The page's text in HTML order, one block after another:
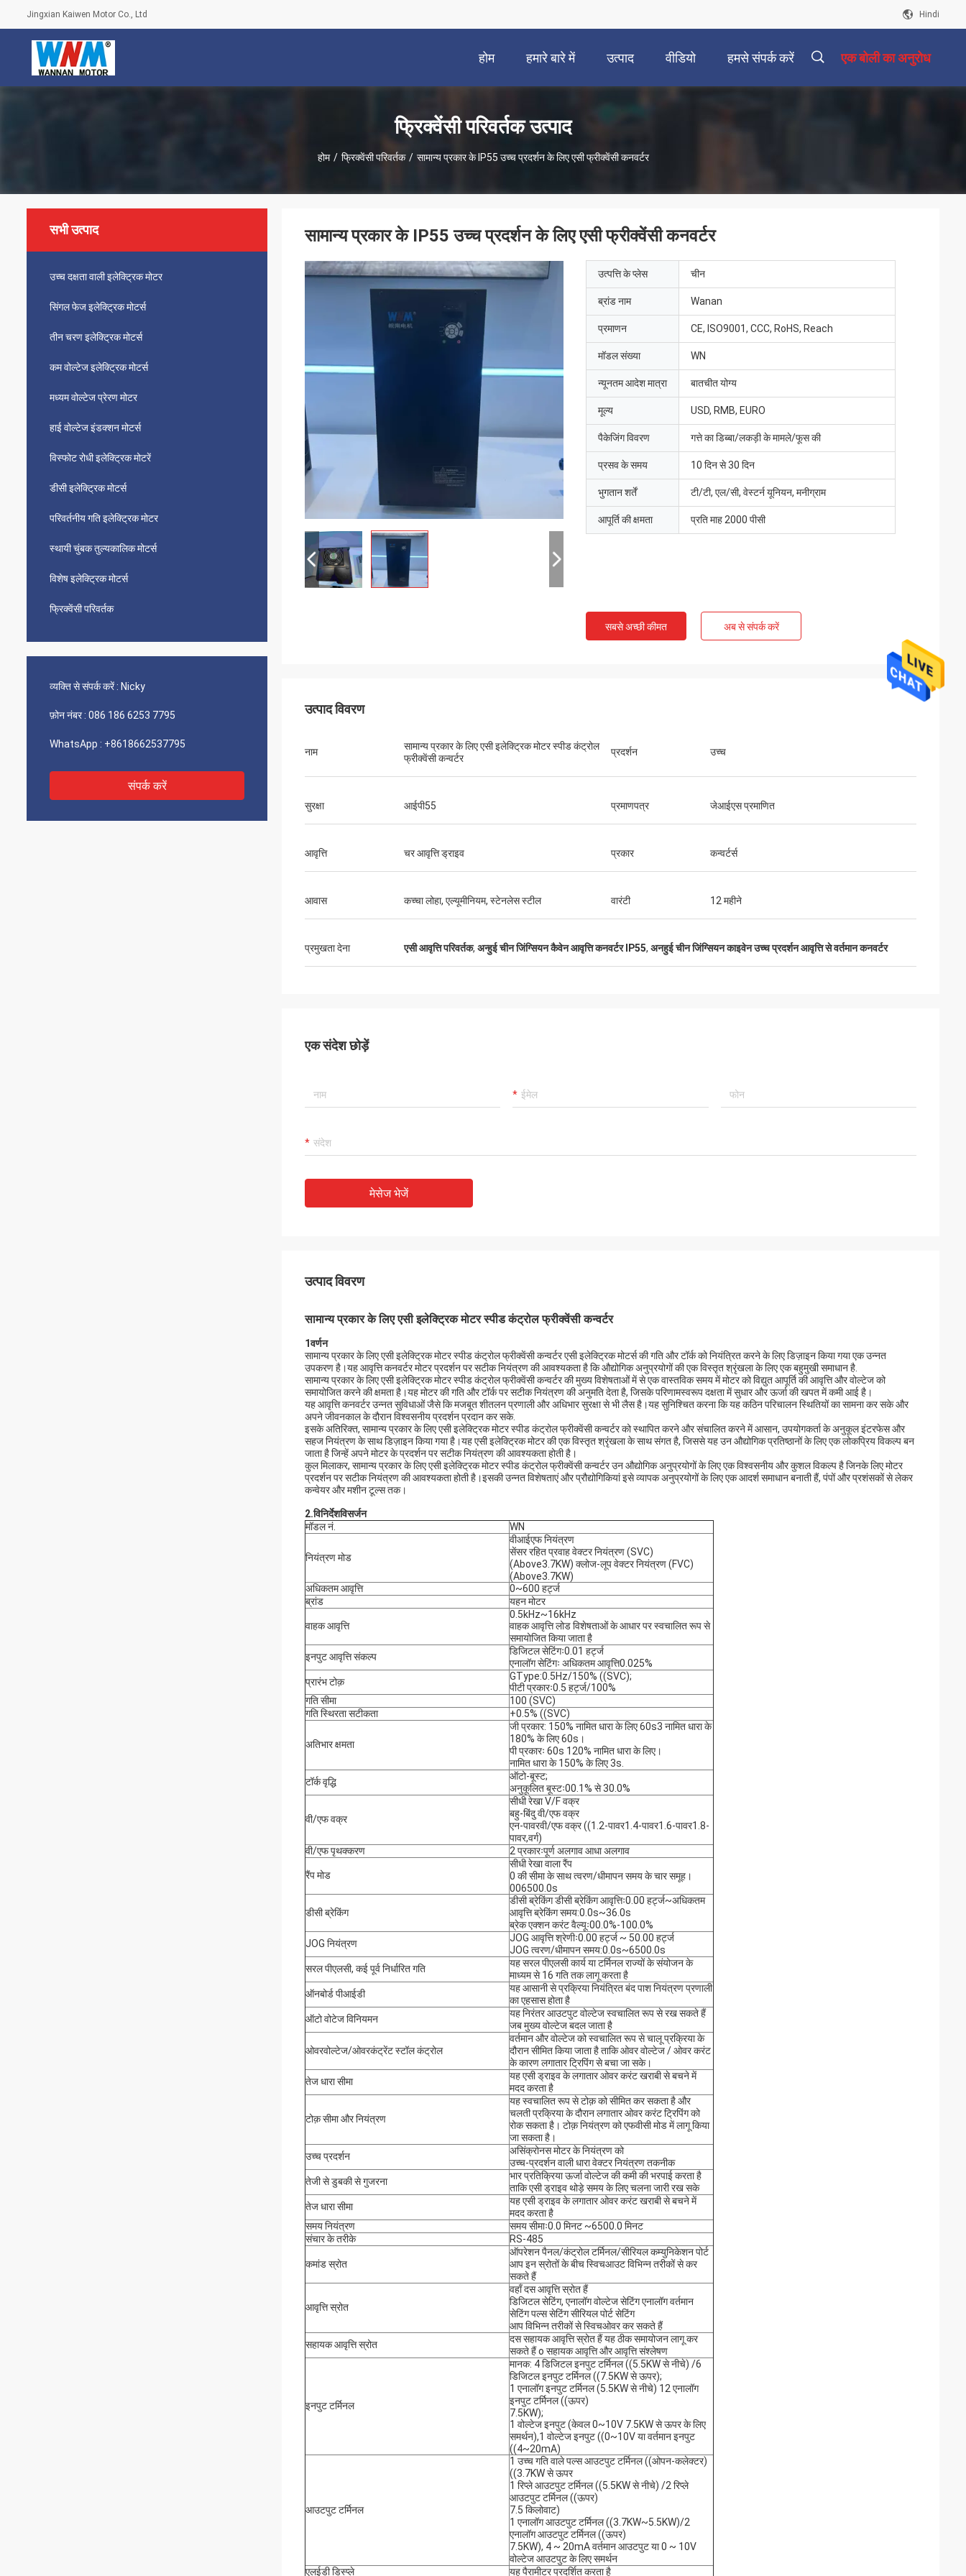
Jingxian Kaiwen Motor Co., Ltd Hindi
होम हमारे बारे में उत्पाद वीडियो हमसे संपर्क करें एक बोली का अनुरोध
फ्रिक्वेंसी परिवर्तक उत्पाद
होम / फ्रिक्वेंसी परिवर्तक / सामान्य प्रकार के IP55 उच्च प्रदर्शन के लिए एसी फ्रीक्वेंसी कनवर्टर
सभी उत्पाद
उच्च दक्षता वाली इलेक्ट्रिक मोटर
सिंगल फेज इलेक्ट्रिक मोटर्स
तीन चरण इलेक्ट्रिक मोटर्स
कम वोल्टेज इलेक्ट्रिक मोटर्स
मध्यम वोल्टेज प्रेरण मोटर
हाई वोल्टेज इंडक्शन मोटर्स
विस्फोट रोधी इलेक्ट्रिक मोटरें
डीसी इलेक्ट्रिक मोटर्स
परिवर्तनीय गति इलेक्ट्रिक मोटर
स्थायी चुंबक तुल्यकालिक मोटर्स
विशेष इलेक्ट्रिक मोटर्स
फ्रिक्वेंसी परिवर्तक
व्यक्ति से संपर्क करें : Nicky
फ़ोन नंबर : 086 186 6253 7795
WhatsApp : +8618662537795
संपर्क करें
सामान्य प्रकार के IP55 उच्च प्रदर्शन के लिए एसी फ्रीक्वेंसी कनवर्टर
उत्पत्ति के प्लेस चीन
ब्रांड नाम Wanan
प्रमाणन CE, ISO9001, CCC, RoHS, Reach
मॉडल संख्या WN
न्यूनतम आदेश मात्रा बातचीत योग्य
मूल्य USD, RMB, EURO
पैकेजिंग विवरण गत्ते का डिब्बा/लकड़ी के मामले/फूस की
प्रसव के समय 10 दिन से 30 दिन
भुगतान शर्तें टी/टी, एल/सी, वेस्टर्न यूनियन, मनीग्राम
आपूर्ति की क्षमता प्रति माह 2000 पीसी
सबसे अच्छी कीमत अब से संपर्क करें
उत्पाद विवरण
नाम
सामान्य प्रकार के लिए एसी इलेक्ट्रिक मोटर स्पीड कंट्रोल
फ्रीक्वेंसी कन्वर्टर
प्रदर्शन उच्च
सुरक्षा आईपी55 प्रमाणपत्र जेआईएस प्रमाणित
आवृत्ति चर आवृत्ति ड्राइव प्रकार कन्वर्टर्स
आवास कच्चा लोहा, एल्यूमीनियम, स्टेनलेस स्टील वारंटी 12 महीने
प्रमुखता देना एसी आवृत्ति परिवर्तक, अन्हुई चीन जिंग्सियन कैवेन आवृत्ति कनवर्टर IP55, अनहुई चीन जिंग्सियन काइवेन उच्च प्रदर्शन आवृत्ति से वर्तमान कनवर्टर
एक संदेश छोड़ें
मेसेज भेजें
उत्पाद विवरण
सामान्य प्रकार के लिए एसी इलेक्ट्रिक मोटर स्पीड कंट्रोल फ्रीक्वेंसी कन्वर्टर
1वर्णन
सामान्य प्रकार के लिए एसी इलेक्ट्रिक मोटर स्पीड कंट्रोल फ्रीक्वेंसी कन्वर्टर एसी इलेक्ट्रिक मोटर्स की गति और टॉर्क को नियंत्रित करने के लिए डिज़ाइन किया गया एक उन्नत
उपकरण है।यह आवृत्ति कनवर्टर मोटर प्रदर्शन पर सटीक नियंत्रण की आवश्यकता है कि औद्योगिक अनुप्रयोगों की एक विस्तृत श्रृंखला के लिए एक बहुमुखी समाधान है.
सामान्य प्रकार के लिए एसी इलेक्ट्रिक मोटर स्पीड कंट्रोल फ्रीक्वेंसी कन्वर्टर की मुख्य विशेषताओं में से एक वास्तविक समय में मोटर को विद्युत आपूर्ति की आवृत्ति और वोल्टेज को
समायोजित करने की क्षमता है।यह मोटर की गति और टॉर्क पर सटीक नियंत्रण की अनुमति देता है, जिसके परिणामस्वरूप दक्षता में सुधार और ऊर्जा की खपत में कमी आई है।
यह आवृत्ति कनवर्टर उन्नत सुविधाओं जैसे कि मजबूत शीतलन प्रणाली और अधिभार सुरक्षा से भी लैस है।यह सुनिश्चित करना कि यह कठिन परिचालन स्थितियों का सामना कर सके और
अपने जीवनकाल के दौरान विश्वसनीय प्रदर्शन प्रदान कर सके.
इसके अतिरिक्त, सामान्य प्रकार के लिए एसी इलेक्ट्रिक मोटर स्पीड कंट्रोल फ्रीक्वेंसी कन्वर्टर को स्थापित करने और संचालित करने में आसान, उपयोगकर्ता के अनुकूल इंटरफेस और
सहज नियंत्रण के साथ डिज़ाइन किया गया है।यह एसी इलेक्ट्रिक मोटर की एक विस्तृत श्रृंखला के साथ संगत है, जिससे यह उन औद्योगिक प्रतिष्ठानों के लिए एक लोकप्रिय विकल्प बन
जाता है जिन्हें अपने मोटर के प्रदर्शन पर सटीक नियंत्रण की आवश्यकता होती है।
कुल मिलाकर, सामान्य प्रकार के लिए एसी इलेक्ट्रिक मोटर स्पीड कंट्रोल फ्रीक्वेंसी कन्वर्टर उन औद्योगिक अनुप्रयोगों के लिए एक विश्वसनीय और कुशल विकल्प है जिनके लिए मोटर
प्रदर्शन पर सटीक नियंत्रण की आवश्यकता होती है।इसकी उन्नत विशेषताएं और प्रौद्योगिकियां इसे व्यापक अनुप्रयोगों के लिए एक आदर्श समाधान बनाती हैं, पंपों और प्रशंसकों से लेकर
कन्वेयर और मशीन टूल्स तक।
2.विनिर्देशविसर्जन
मॉडल नं.
WN
नियंत्रण मोड
वीआईएफ नियंत्रण
सेंसर रहित प्रवाह वेक्टर नियंत्रण (SVC)
(Above3.7KW) क्लोज-लूप वेक्टर नियंत्रण (FVC)
(Above3.7KW)
अधिकतम आवृत्ति
0~600 हर्ट्ज
ब्रांड
यहन मोटर
वाहक आवृत्ति
0.5kHz~16kHz
वाहक आवृत्ति लोड विशेषताओं के आधार पर स्वचालित रूप से
समायोजित किया जाता है
इनपुट आवृत्ति संकल्प
डिजिटल सेटिंगः0.01 हर्ट्ज
एनालॉग सेटिंगः अधिकतम आवृत्ति0.025%
प्रारंभ टोक़
GType:0.5Hz/150% ((SVC);
पीटी प्रकारः0.5 हर्ट्ज/100%
गति सीमा
100 (SVC)
गति स्थिरता सटीकता
+0.5% ((SVC)
अतिभार क्षमता
जी प्रकार: 150% नामित धारा के लिए 60s3 नामित धारा के
180% के लिए 60s।
पी प्रकारः 60s 120% नामित धारा के लिए।
नामित धारा के 150% के लिए 3s.
टॉर्क वृद्धि
ऑटो-बूस्ट;
अनुकूलित बूस्टः00.1% से 30.0%
वी/एफ वक्र
सीधी रेखा V/F वक्र
बहु-बिंदु वी/एफ वक्र
एन-पावरवी/एफ वक्र ((1.2-पावर1.4-पावर1.6-पावर1.8-
पावर,वर्ग)
वी/एफ पृथक्करण
2 प्रकारःपूर्ण अलगाव आधा अलगाव
रैंप मोड
सीधी रेखा वाला रैंप
0 की सीमा के साथ त्वरण/धीमापन समय के चार समूह।
006500.0s
डीसी ब्रेकिंग
डीसी ब्रेकिंग डीसी ब्रेकिंग आवृत्तिः0.00 हर्ट्ज~अधिकतम
आवृत्ति ब्रेकिंग समय:0.0s~36.0s
ब्रेक एक्शन करंट वैल्यूः00.0%-100.0%
JOG नियंत्रण
JOG आवृत्ति श्रेणीः0.00 हर्ट्ज ~ 50.00 हर्ट्ज
JOG त्वरण/धीमापन समय:0.0s~6500.0s
सरल पीएलसी, कई पूर्व निर्धारित गति
यह सरल पीएलसी कार्य या टर्मिनल राज्यों के संयोजन के
माध्यम से 16 गति तक लागू करता है
ऑनबोर्ड पीआईडी
यह आसानी से प्रक्रिया नियंत्रित बंद पाश नियंत्रण प्रणाली
का एहसास होता है
ऑटो वोटेज विनियमन
यह निरंतर आउटपुट वोल्टेज स्वचालित रूप से रख सकते हैं
जब मुख्य वोल्टेज बदल जाता है
ओवरवोल्टेज/ओवरकंट्रेंट स्टॉल कंट्रोल
वर्तमान और वोल्टेज को स्वचालित रूप से चालू प्रक्रिया के
दौरान सीमित किया जाता है ताकि ओवर वोल्टेज / ओवर करंट
के कारण लगातार ट्रिपिंग से बचा जा सके।
तेज धारा सीमा
यह एसी ड्राइव के लगातार ओवर करंट खराबी से बचने में
मदद करता है
टोक़ सीमा और नियंत्रण
यह स्वचालित रूप से टोक़ को सीमित कर सकता है और
चलती प्रक्रिया के दौरान लगातार ओवर करंट ट्रिपिंग को
रोक सकता है। टोक़ नियंत्रण को एफवीसी मोड में लागू किया
जा सकता है।
उच्च प्रदर्शन
असिंक्रोनस मोटर के नियंत्रण को
उच्च-प्रदर्शन वाली धारा वेक्टर नियंत्रण तकनीक
तेजी से डुबकी से गुजरना
भार प्रतिक्रिया ऊर्जा वोल्टेज की कमी की भरपाई करता है
ताकि एसी ड्राइव थोड़े समय के लिए चलना जारी रख सके
तेज धारा सीमा
यह एसी ड्राइव के लगातार ओवर करंट खराबी से बचने में
मदद करता है
समय नियंत्रण
समय सीमाः0.0 मिनट ~6500.0 मिनट
संचार के तरीके
RS-485
कमांड स्रोत
ऑपरेशन पैनल/कंट्रोल टर्मिनल/सीरियल कम्युनिकेशन पोर्ट
आप इन स्रोतों के बीच स्विचआउट विभिन्न तरीकों से कर
सकते हैं
आवृत्ति स्रोत
वहाँ दस आवृत्ति स्रोत हैं
डिजिटल सेटिंग, एनालॉग वोल्टेज सेटिंग एनालॉग वर्तमान
सेटिंग पल्स सेटिंग सीरियल पोर्ट सेटिंग
आप विभिन्न तरीकों से स्विचओवर कर सकते हैं
सहायक आवृत्ति स्रोत
दस सहायक आवृत्ति स्रोत हैं यह ठीक समायोजन लागू कर
सकते हैं o सहायक आवृत्ति और आवृत्ति संश्लेषण
इनपुट टर्मिनल
मानक: 4 डिजिटल इनपुट टर्मिनल ((5.5KW से नीचे) /6
डिजिटल इनपुट टर्मिनल ((7.5KW से ऊपर);
1 एनालॉग इनपुट टर्मिनल (5.5KW से नीचे) 12 एनालॉग
इनपुट टर्मिनल ((ऊपर)
7.5KW);
1 वोल्टेज इनपुट (केवल 0~10V 7.5KW से ऊपर के लिए
समर्थन),1 वोल्टेज इनपुट ((0~10V या वर्तमान इनपुट
((4~20mA)
आउटपुट टर्मिनल
1 उच्च गति वाले पल्स आउटपुट टर्मिनल ((ओपन-कलेक्टर)
((3.7KW से ऊपर
1 रिप्ले आउटपुट टर्मिनल ((5.5KW से नीचे) /2 रिप्ले
आउटपुट टर्मिनल ((ऊपर)
7.5 किलोवाट)
1 एनालॉग आउटपुट टर्मिनल ((3.7KW~5.5KW)/2
एनालॉग आउटपुट टर्मिनल ((ऊपर)
7.5KW), 4 ~ 20mA वर्तमान आउटपुट या 0 ~ 10V
वोल्टेज आउटपुट के लिए समर्थन
एलईडी डिस्प्ले
यह पैरामीटर प्रदर्शित करता है